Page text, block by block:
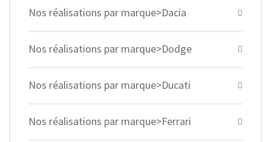
Nos réalisations par marque>Dacia
Nos réalisations par marque>Dodge
Nos réalisations par marque>Ducati
Nos réalisations par marque>Ferrari